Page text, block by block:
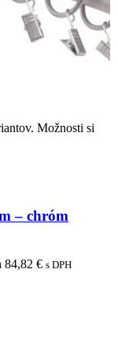
Možnosti si
– chróm
84,82 € s DPH